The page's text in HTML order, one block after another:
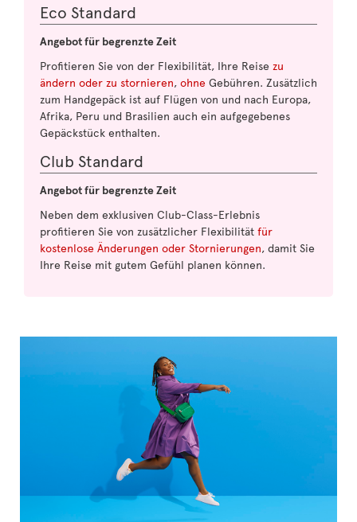
Eco Standard
Angebot für begrenzte Zeit
Profitieren Sie von der Flexibilität, Ihre Reise zu
ändern oder zu stornieren, ohne Gebühren. Zusätzlich
zum Handgepäck ist auf Flügen von und nach Europa,
Afrika, Peru und Brasilien auch ein aufgegebenes
Gepäckstück enthalten.
Club Standard
Angebot für begrenzte Zeit
Neben dem exklusiven Club-Class-Erlebnis
profitieren Sie von zusätzlicher Flexibilität für
kostenlose Änderungen oder Stornierungen, damit Sie
Ihre Reise mit gutem Gefühl planen können.